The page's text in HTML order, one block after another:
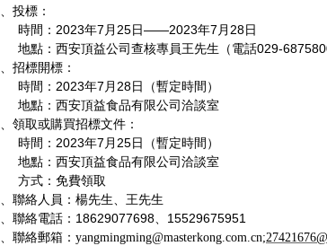
、投標：
時間： 2023年7 月 25日——2023年7 月 28日
地點：西安頂益公司查核專員王先生（電話029-
、招標開標：
時間： 2023年7 月 28日（暫定時間）
地點：西安頂益食品有限公司洽談室
、領取或購買招標文件：
時間： 2023年7 月 25日（暫定時間）
地點：西安頂益食品有限公司洽談室
方式：免費領取
、聯絡人員：楊先生、王先生
、聯絡電話： 18629077698
15529675951
、聯絡郵箱： yangmingming@masterkong.com.cn;